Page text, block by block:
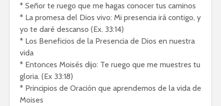
* Señor te ruego que me hagas conocer tus caminos
* La promesa del Dios vivo: Mi presencia irá contigo, y
yo te daré descanso (Ex. 33:14)
* Los Beneficios de la Presencia de Dios en nuestra
vida
* Entonces Moisés dijo: Te ruego que me muestres tu
gloria. (Ex 33:18)
* Principios de Oración que aprendemos de la vida de
Moises